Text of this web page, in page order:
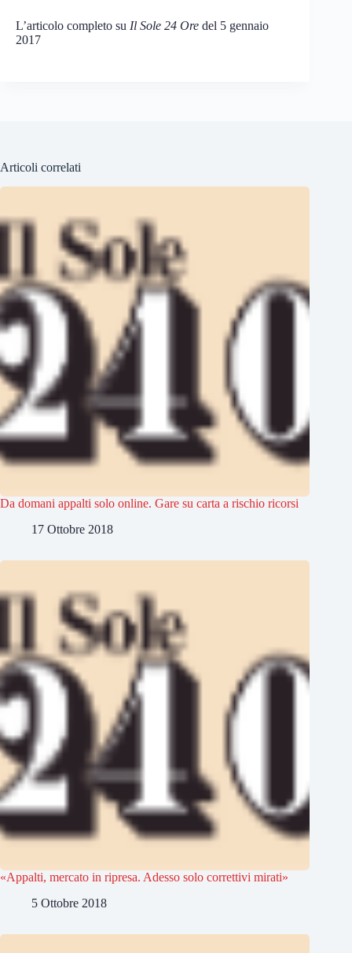
L’articolo completo su Il Sole 24 Ore del 5 gennaio
2017
Articoli correlati
Da domani appalti solo online. Gare su carta a rischio ricorsi
17 Ottobre 2018
«Appalti, mercato in ripresa. Adesso solo correttivi mirati»
5 Ottobre 2018